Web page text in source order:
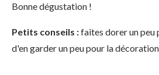
Bonne dégustation !
Petits conseils :faites dorer un peu
d'en garder un peu pour la